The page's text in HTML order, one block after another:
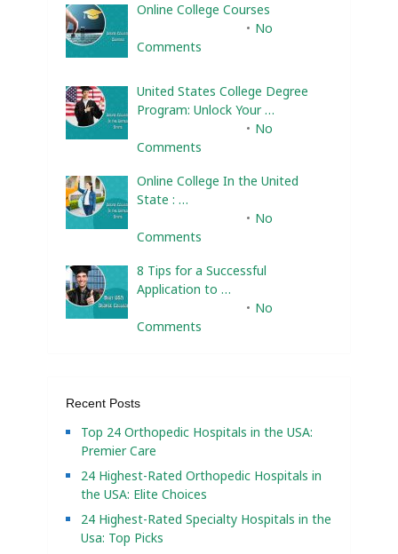
Online College Courses
No
Comments
United States College Degree
Program: Unlock Your …
No
Comments
Online College In the United
State : …
No
Comments
8 Tips for a Successful
Application to …
No
Comments
Recent Posts
Top 24 Orthopedic Hospitals in the USA:
Premier Care
24 Highest-Rated Orthopedic Hospitals in
the USA: Elite Choices
24 Highest-Rated Specialty Hospitals in the
Usa: Top Picks